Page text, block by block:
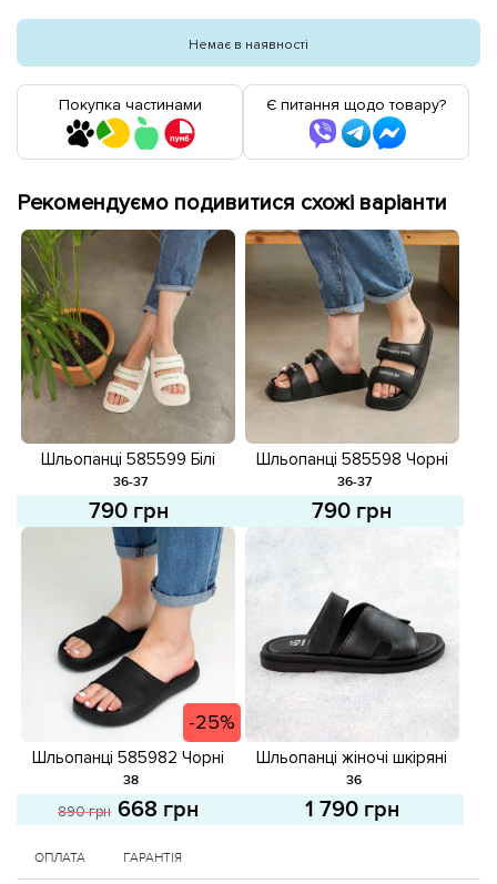
Немає в наявності
Покупка частинами Є питання щодо товару?
Рекомендуємо подивитися схожі варіанти
Шльопанці 585599 Білі
36-37
790 грн
Шльопанці 585598 Чорні
36-37
790 грн
-25%
Шльопанці 585982 Чорні
розпродаж
38
890 грн 668 грн
Шльопанці жіночі шкіряні
588417 Чорні
36
1 790 грн
ОПЛАТА ГАРАНТІЯ